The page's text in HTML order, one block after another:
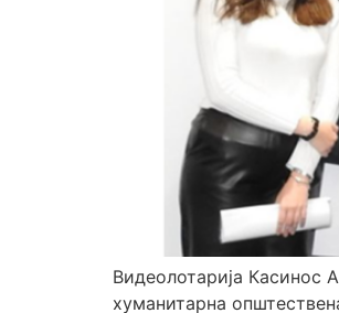
Видеолотарија Касинос
хуманитарна